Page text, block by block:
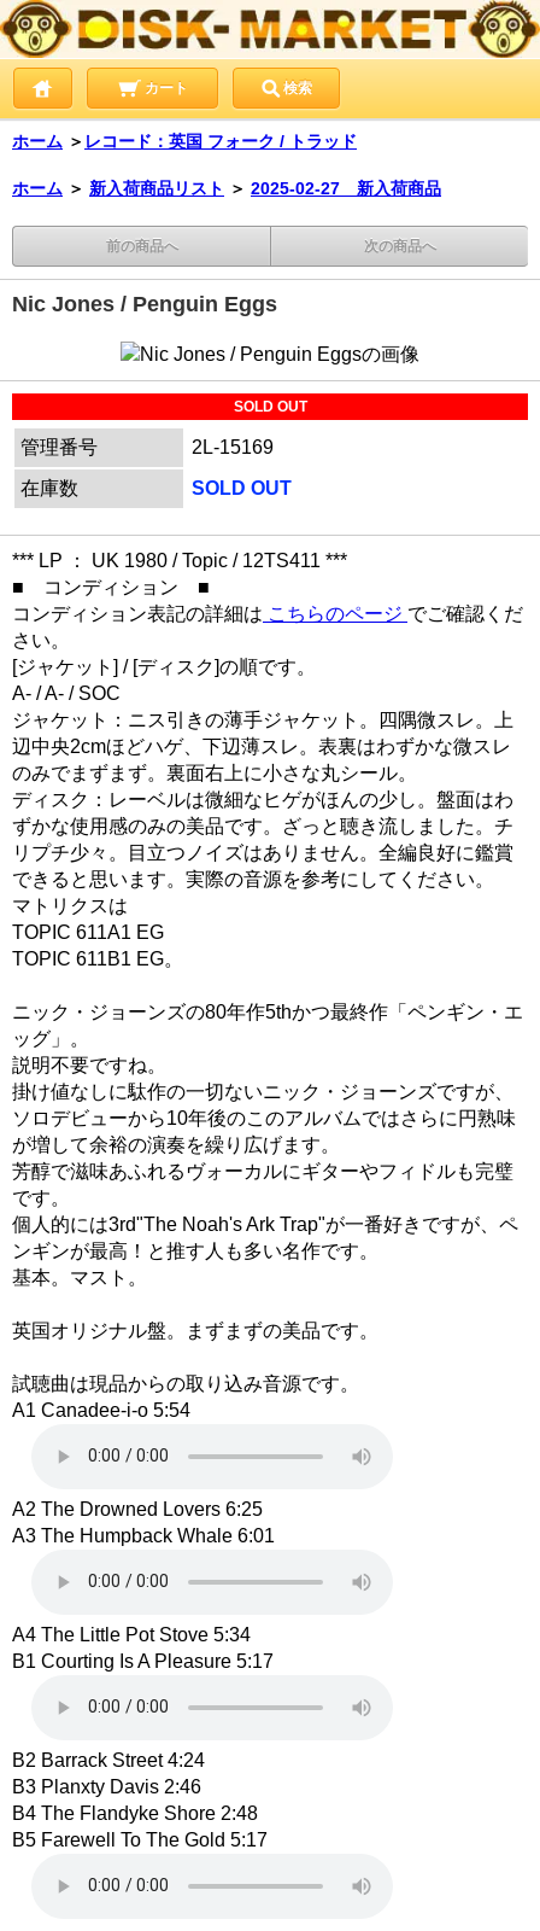
カート 検索
ホーム ＞ レコード：英国 フォーク / トラッド
ホーム ＞ 新入荷商品リスト ＞ 2025-02-27 新入荷商品
前の商品へ 次の商品へ
Nic Jones / Penguin Eggs
SOLD OUT
管理番号
2L-15169
在庫数
SOLD OUT
*** LP ： UK 1980 / Topic / 12TS411 ***
■ コンディション ■
コンディション表記の詳細は こちらのページ でご確認くだ
さい。
[ジャケット] / [ディスク]の順です。
A- / A- / SOC
ジャケット：ニス引きの薄手ジャケット。四隅微スレ。上
辺中央2cmほどハゲ、下辺薄スレ。表裏はわずかな微スレ
のみでまずまず。裏面右上に小さな丸シール。
ディスク：レーベルは微細なヒゲがほんの少し。盤面はわ
ずかな使用感のみの美品です。ざっと聴き流しました。チ
リプチ少々。目立つノイズはありません。全編良好に鑑賞
できると思います。実際の音源を参考にしてください。
マトリクスは
TOPIC 611A1 EG
TOPIC 611B1 EG。
ニック・ジョーンズの80年作5thかつ最終作「ペンギン・エ
ッグ」。
説明不要ですね。
掛け値なしに駄作の一切ないニック・ジョーンズですが、
ソロデビューから10年後のこのアルバムではさらに円熟味
が増して余裕の演奏を繰り広げます。
芳醇で滋味あふれるヴォーカルにギターやフィドルも完璧
です。
個人的には3rd"The Noah's Ark Trap"が一番好きですが、ペ
ンギンが最高！と推す人も多い名作です。
基本。マスト。
英国オリジナル盤。まずまずの美品です。
試聴曲は現品からの取り込み音源です。
A1 Canadee-i-o 5:54
A2 The Drowned Lovers 6:25
A3 The Humpback Whale 6:01
A4 The Little Pot Stove 5:34
B1 Courting Is A Pleasure 5:17
B2 Barrack Street 4:24
B3 Planxty Davis 2:46
B4 The Flandyke Shore 2:48
B5 Farewell To The Gold 5:17